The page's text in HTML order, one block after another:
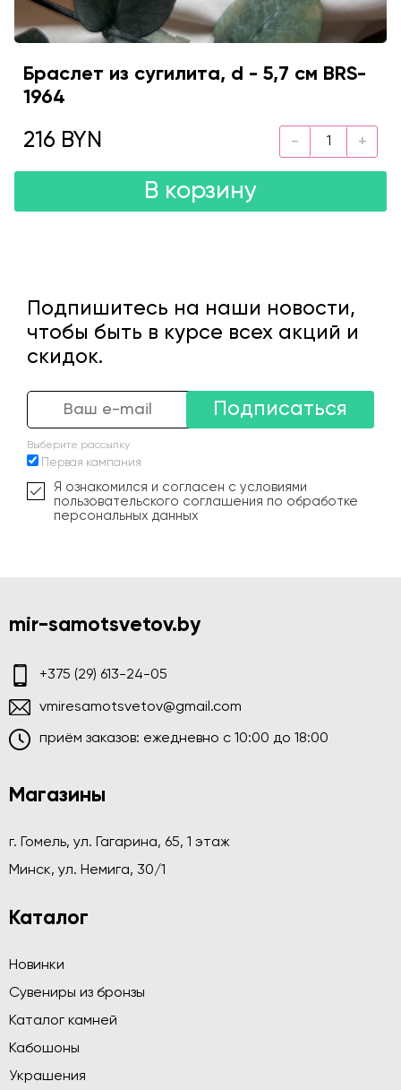
Браслет из сугилита, d - 5,7 см BRS-
1964
216 BYN
В корзину
Подпишитесь на наши новости,
чтобы быть в курсе всех акций и
скидок.
Подписаться
Выберите рассылку
Первая кампания
Я ознакомился и согласен с условиями
пользовательского соглашения по обработке
персональных данных
mir-samotsvetov.by
+375 (29) 613-24-05
vmiresamotsvetov@gmail.com
приём заказов: ежедневно c 10:00 до 18:00
Магазины
г. Гомель, ул. Гагарина, 65, 1 этаж
Минск, ул. Немига, 30/1
Каталог
Новинки
Сувениры из бронзы
Каталог камней
Кабошоны
Украшения